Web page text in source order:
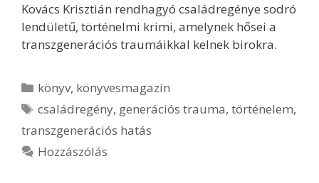
Kovács Krisztián rendhagyó családregénye sodró
lendületű, történelmi krimi, amelynek hősei a
transzgenerációs traumáikkal kelnek birokra.
Kategória
könyv, könyvesmagazin
Címkék
családregény, generációs trauma,történelem,
transzgenerációs hatás
Hozzászólás